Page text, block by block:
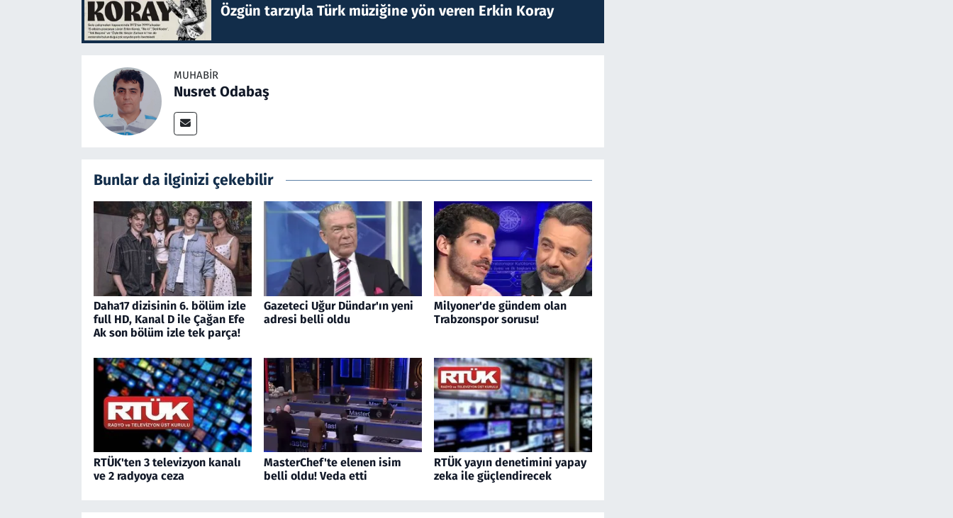
Özgün tarzıyla Türk müziğine yön veren Erkin Koray
MUHABIR
Nusret Odabaş
Bunlar da ilginizi çekebilir
Daha17 dizisinin 6. bölüm izle
full HD, Kanal D ile Çağan Efe
Ak son bölüm izle tek parça!
Gazeteci Uğur Dündar'ın yeni
adresi belli oldu
Milyoner'de gündem olan
Trabzonspor sorusu!
RTÜK'ten 3 televizyon kanalı
ve 2 radyoya ceza
MasterChef'te elenen isim
belli oldu! Veda etti
RTÜK yayın denetimini yapay
zeka ile güçlendirecek